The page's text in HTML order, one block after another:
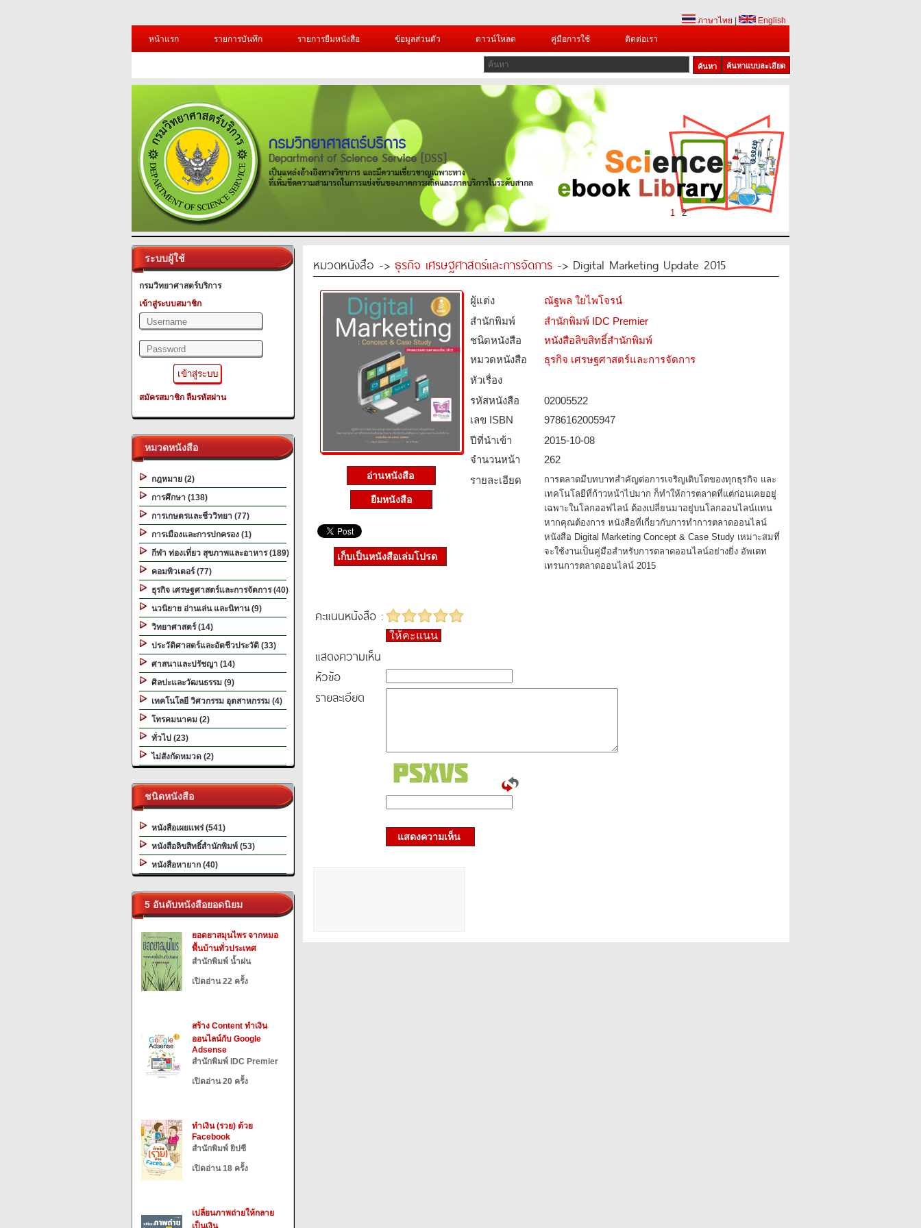
ภาษาไทย
English
หน้าแรก
รายการบันทึก รายการยืมหนังสือ ข้อมูลส่วนตัว ดาวน์โหลด คู่มือการใช้ ติดต่อเรา
ค้นหาแบบละเอียด
1 2
ระบบผู้ใช้
กรมวิทยาศาสตร์บริการ
เข้าสู่ระบบสมาชิก
สมัครสมาชิก ลืมรหัสผ่าน
หมวดหนังสือ
กฎหมาย (2)
การศึกษา (138)
การเกษตรและชีววิทยา (77)
การเมืองและการปกครอง (1)
กีฬา ท่องเที่ยว สุขภาพและอาหาร (189)
คอมพิวเตอร์ (77)
ธุรกิจ เศรษฐศาสตร์และการจัดการ (40)
นวนิยาย อ่านเล่น และนิทาน (9)
วิทยาศาสตร์ (14)
ประวัติศาสตร์และอัตชีวประวัติ (33)
ศาสนาและปรัชญา (14)
ศิลปะและวัฒนธรรม (9)
เทคโนโลยี วิศวกรรม อุตสาหกรรม (4)
โทรคมนาคม (2)
ทั่วไป (23)
ไม่สังกัดหมวด (2)
ชนิดหนังสือ
หนังสือเผยแพร่ (541)
หนังสือลิขสิทธิ์สำนักพิมพ์ (53)
หนังสือหายาก (40)
5 อันดับหนังสือยอดนิยม
ยอดยาสมุนไพร จากหมอ
พื้นบ้านทั่วประเทศ
สำนักพิมพ์ น้ำฝน
เปิดอ่าน 22 ครั้ง
สร้าง Content ทำเงิน
ออนไลน์กับ Google
Adsense
สำนักพิมพ์ IDC Premier
เปิดอ่าน 20 ครั้ง
ทำเงิน (รวย) ด้วย
Facebook
สำนักพิมพ์ ยิปซี
เปิดอ่าน 18 ครั้ง
เปลี่ยนภาพถ่ายให้กลาย
เป็นเงิน
หมวดหนังสือ -> ธุรกิจ เศรษฐศาสตร์และการจัดการ -> Digital Marketing Update 2015
อ่านหนังสือ
ยืมหนังสือ
ผู้แต่ง
ณัฐพล ใยไพโจรน์
สำนักพิมพ์
สำนักพิมพ์ IDC Premier
ชนิดหนังสือ­
หนังสือลิขสิทธิ์สำนักพิมพ์
หมวดหนังสือ­
ธุรกิจ เศรษฐศาสตร์และการจัดการ
หัวเรื่อง
รหัสหนังสือ­
02005522
เลข ISBN
9786162005947
ปีที่นำเข้า
2015-10-08
จำนวนหน้า
262
รายละเอียด
การตลาดมีบทบาทสำคัญต่อการเจริญเติบโตของทุกธุรกิจ และ
เทคโนโลยีที่ก้าวหน้าไปมาก ก็ทำให้การตลาดที่แต่ก่อนเคยอยู่
เฉพาะในโลกออฟไลน์ ต้องเปลี่ยนมาอยู่บนโลกออนไลน์แทน
หากคุณต้องการ หนังสือที่เกี่ยวกับการทำการตลาดออนไลน์
หนังสือ Digital Marketing Concept & Case Study เหมาะสมที่
จะใช้งานเป็นคู่มือสำหรับการตลาดออนไลน์อย่างยิ่ง อัพเดท
เทรนการตลาดออนไลน์ 2015
เก็บเป็นหนังสือเล่มโปรด
คะแนนหนังสือ :
ให้คะแนน
แสดงความเห็น
หัวข้อ
รายละเอียด
แสดงความเห็น